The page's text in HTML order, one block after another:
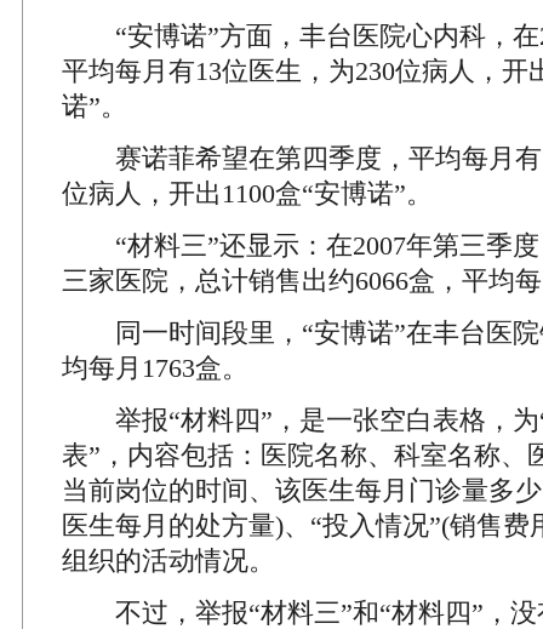
“安博诺”方面，丰台医院心内科，在
平均每月有13位医生，为230位病人，开
诺”。
赛诺菲希望在第四季度，平均每月有
位病人，开出1100盒“安博诺”。
“材料三”还显示：在2007年第三季度
三家医院，总计销售出约6066盒，平均
同一时间段里，“安博诺”在丰台医院
均每月1763盒。
举报“材料四”，是一张空白表格，为
表”，内容包括：医院名称、科室名称、
当前岗位的时间、该医生每月门诊量多
医生每月的处方量)、“投入情况”(销售费
组织的活动情况。
不过，举报“材料三”和“材料四”，没